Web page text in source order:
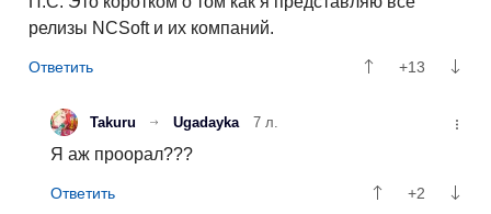
релизы NCSoft и их компаний.
+13
Takuru Ugadayka 7 л.
Я аж проорал???
+2